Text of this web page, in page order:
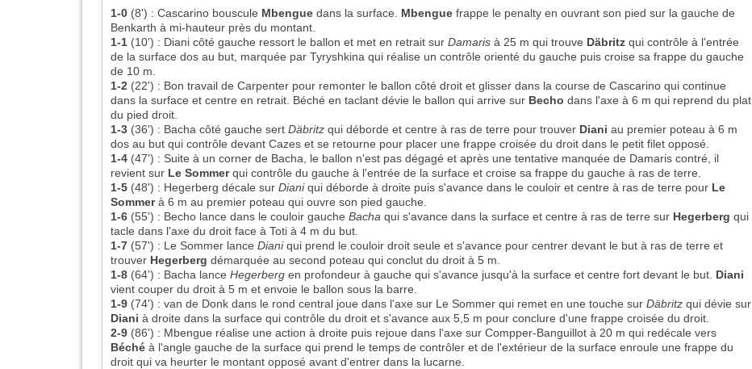
1-0 (8') : Cascarino bouscule Mbengue dans la surface. Mbengue frappe le penalty en ouvrant son pied sur la gauche de
Benkarth à mi-hauteur près du montant.
1-1 (10') : Diani côté gauche ressort le ballon et met en retrait sur Damaris à 25 m qui trouve Däbritz qui contrôle à l'entrée
de la surface dos au but, marquée par Tyryshkina qui réalise un contrôle orienté du gauche puis croise sa frappe du gauche
de 10 m.
1-2 (22') : Bon travail de Carpenter pour remonter le ballon côté droit et glisser dans la course de Cascarino qui continue
dans la surface et centre en retrait. Béché en taclant dévie le ballon qui arrive sur Becho dans l'axe à 6 m qui reprend du plat
du pied droit.
1-3 (36') : Bacha côté gauche sert Däbritz qui déborde et centre à ras de terre pour trouver Diani au premier poteau à 6 m
dos au but qui contrôle devant Cazes et se retourne pour placer une frappe croisée du droit dans le petit filet opposé.
1-4 (47') : Suite à un corner de Bacha, le ballon n'est pas dégagé et après une tentative manquée de Damaris contré, il
revient sur Le Sommerqui contrôle du gauche à l'entrée de la surface et croise sa frappe du gauche à ras de terre.
1-5 (48') : Hegerberg décale sur Dianiqui déborde à droite puis s'avance dans le couloir et centre à ras de terre pour Le
Sommerà 6 m au premier poteau qui ouvre son pied gauche.
1-6 (55') : Becho lance dans le couloir gauche Bacha qui s'avance dans la surface et centre à ras de terre sur Hegerberg qui
tacle dans l'axe du droit face à Toti à 4 m du but.
1-7 (57') : Le Sommer lance Dianiqui prend le couloir droit seule et s'avance pour centrer devant le but à ras de terre et
trouver Hegerberg démarquée au second poteau qui conclut du droit à 5 m.
1-8 (64') : Bacha lance Hegerberg en profondeur à gauche qui s'avance jusqu'à la surface et centre fort devant le but. Diani
vient couper du droit à 5 m et envoie le ballon sous la barre.
1-9 (74') : van de Donk dans le rond central joue dans l'axe sur Le Sommer qui remet en une touche sur Däbritz qui dévie sur
Diani à droite dans la surface qui contrôle du droit et s'avance aux 5,5 m pour conclure d'une frappe croisée du droit.
2-9 (86') : Mbengue réalise une action à droite puis rejoue dans l'axe sur Compper-Banguillot à 20 m qui redécale vers
Béché à l'angle gauche de la surface qui prend le temps de contrôler et de l'extérieur de la surface enroule une frappe du
droit qui va heurter le montant opposé avant d'entrer dans la lucarne.